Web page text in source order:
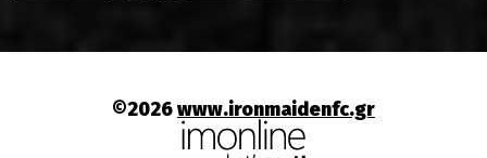
©2026www.ironmaidenfc.gr